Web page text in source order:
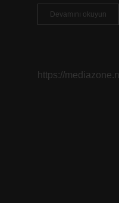
Devamını okuyun
https://